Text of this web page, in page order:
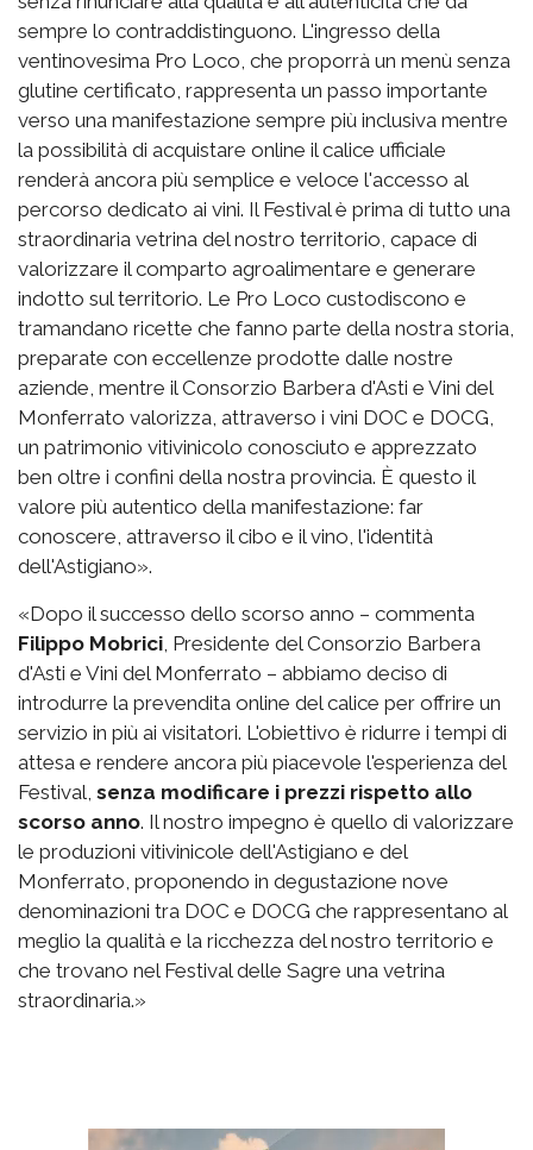
sempre lo contraddistinguono. L'ingresso della
ventinovesima Pro Loco, che proporrà un menù senza
glutine certificato, rappresenta un passo importante
verso una manifestazione sempre più inclusiva mentre
la possibilità di acquistare online il calice ufficiale
renderà ancora più semplice e veloce l'accesso al
percorso dedicato ai vini. Il Festival è prima di tutto una
straordinaria vetrina del nostro territorio, capace di
valorizzare il comparto agroalimentare e generare
indotto sul territorio. Le Pro Loco custodiscono e
tramandano ricette che fanno parte della nostra storia,
preparate con eccellenze prodotte dalle nostre
aziende, mentre il Consorzio Barbera d'Asti e Vini del
Monferrato valorizza, attraverso i vini DOC e DOCG,
un patrimonio vitivinicolo conosciuto e apprezzato
ben oltre i confini della nostra provincia. È questo il
valore più autentico della manifestazione: far
conoscere, attraverso il cibo e il vino, l'identità
dell'Astigiano».
«Dopo il successo dello scorso anno – commenta
Filippo Mobrici , Presidente del Consorzio Barbera
d'Asti e Vini del Monferrato – abbiamo deciso di
introdurre la prevendita online del calice per offrire un
servizio in più ai visitatori. L'obiettivo è ridurre i tempi di
attesa e rendere ancora più piacevole l'esperienza del
Festival, senza modificare i prezzi rispetto allo
scorso anno. Il nostro impegno è quello di valorizzare
le produzioni vitivinicole dell'Astigiano e del
Monferrato, proponendo in degustazione nove
denominazioni tra DOC e DOCG che rappresentano al
meglio la qualità e la ricchezza del nostro territorio e
che trovano nel Festival delle Sagre una vetrina
straordinaria.»